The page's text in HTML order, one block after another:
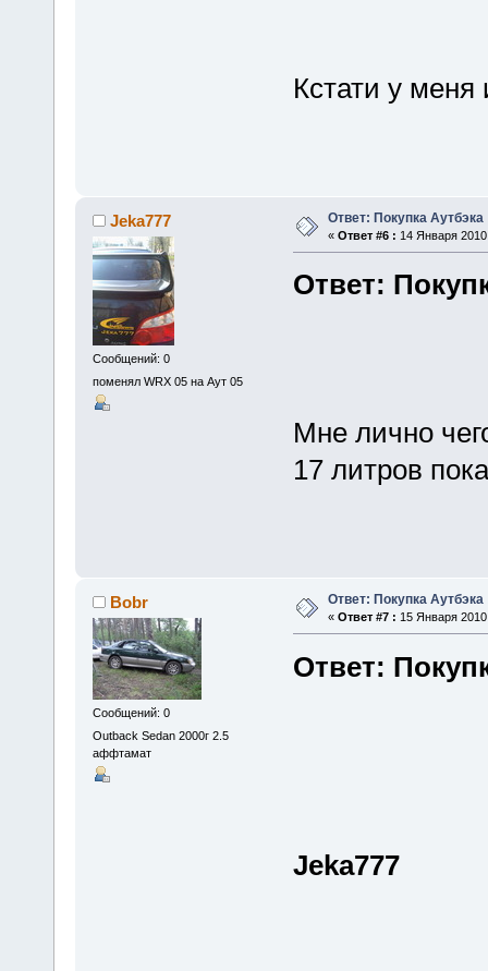
Кстати у меня
Jeka777
Сообщений: 0
поменял WRX 05 на Аут 05
Ответ: Покупка Аутбэка
« Ответ #6 : 14 Января
Ответ:
Мне лично
17 литров
Bobr
Сообщений: 0
Outback Sedan 2000г 2.5
аффтамат
Ответ: Покупка Аутбэка
« Ответ #7 : 15 Января
Ответ:
Jeka777